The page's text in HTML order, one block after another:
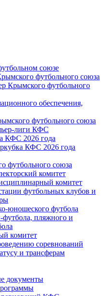
союзе
футбольного союза
Крымского футбольного
обеспечения,
футбольного союза
лиги КФС
КФС 2026 года
КФС 2026 года
футбольного союза
комитет
комитет
футбольных клубов и
юношеского футбола
пляжного и
комитет
соревнований
и трансферам
документы